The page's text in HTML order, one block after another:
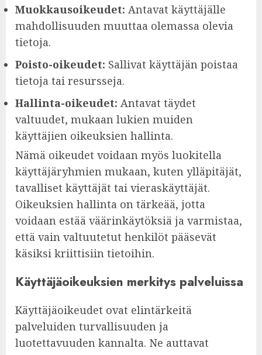
Muokkausoikeudet: Antavat käyttäjälle
mahdollisuuden muuttaa olemassa olevia
tietoja.
Poisto-oikeudet: Sallivat käyttäjän poistaa
tietoja tai resursseja.
Hallinta-oikeudet: Antavat täydet
valtuudet, mukaan lukien muiden
käyttäjien oikeuksien hallinta.
Nämä oikeudet voidaan myös luokitella
käyttäjäryhmien mukaan, kuten ylläpitäjät,
tavalliset käyttäjät tai vieraskäyttäjät.
Oikeuksien hallinta on tärkeää, jotta
voidaan estää väärinkäytöksiä ja varmistaa,
että vain valtuutetut henkilöt pääsevät
käsiksi kriittisiin tietoihin.
Käyttäjäoikeuksien merkitys palveluissa
Käyttäjäoikeudet ovat elintärkeitä
palveluiden turvallisuuden ja
luotettavuuden kannalta. Ne auttavat